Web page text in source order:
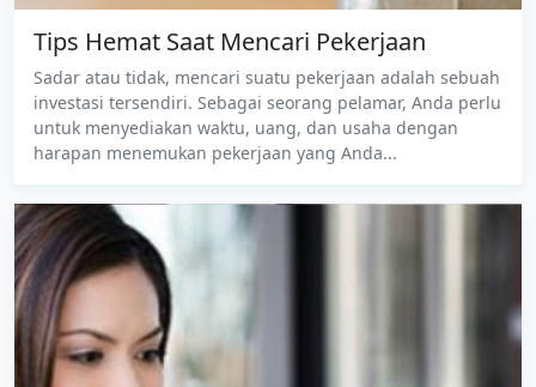
Tips Hemat Saat Mencari Pekerjaan
Sadar atau tidak, mencari suatu pekerjaan adalah sebuah
investasi tersendiri. Sebagai seorang pelamar, Anda perlu
untuk menyediakan waktu, uang, dan usaha dengan
harapan menemukan pekerjaan yang Anda...